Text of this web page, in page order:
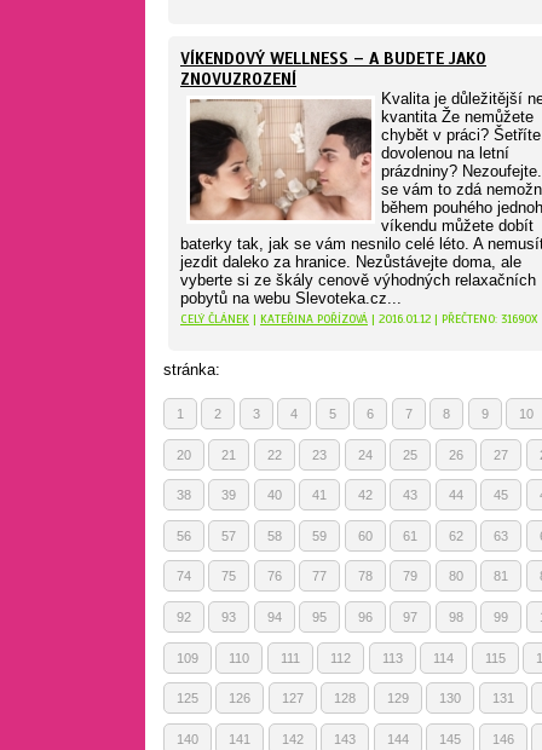
VÍKENDOVÝ WELLNESS – A BUDETE JAKO
ZNOVUZROZENÍ
Kvalita je důležitější
kvantita Že nemůžete
chybět v práci?
dovolenou na letní
prázdniny?
se vám to zdá
během pouhého
víkendu můžete dobít
baterky tak, jak se vám nesnilo celé léto. A
jezdit daleko za hranice. Nezůstávejte doma, ale
vyberte si ze škály cenově výhodných relaxačních
pobytů na webu Slevoteka.cz...
CELÝ ČLÁNEK | KATEŘINA POŘÍZOVÁ | 2016.01.12 | PŘEČTENO: 31690X
stránka:
1 2 3 4 5 6 7 8 9 10
20 21 22 23 24 25 26 27
38 39 40 41 42 43 44 45
56 57 58 59 60 61 62 63
74 75 76 77 78 79 80 81
92 93 94 95 96 97 98 99
109 110 111 112 113 114 115
125 126 127 128 129 130 131
140 141 142 143 144 145 146